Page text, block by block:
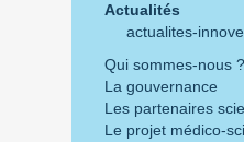
Actualités
actualites-
Qui sommes-nous ?
La gouvernance
Les partenaires
Le projet médico-